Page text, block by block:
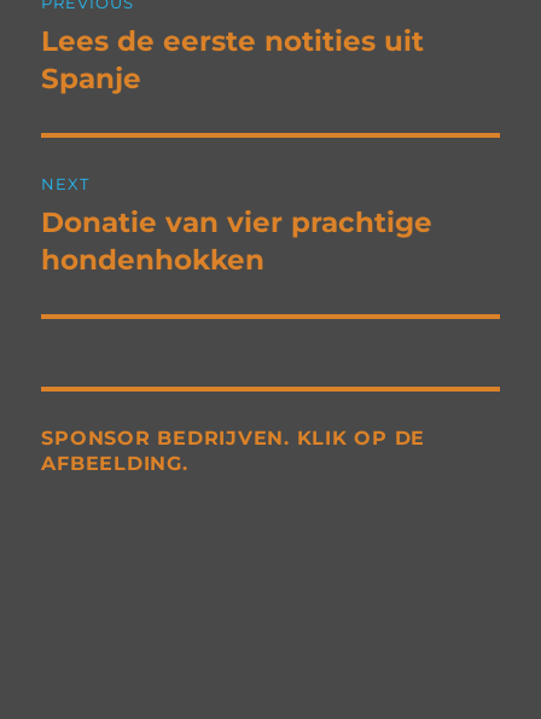
navigation
Previous
post:
Lees de eerste notities uit
Spanje
NEXT
Next
post:
Donatie van vier prachtige
hondenhokken
SPONSOR BEDRIJVEN. KLIK OP DE
AFBEELDING.